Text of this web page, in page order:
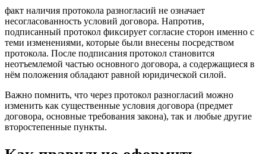
факт наличия протокола разногласий не означает
несогласованность условий договора. Напротив,
подписанный протокол фиксирует согласие сторон именно с
теми изменениями, которые были внесены посредством
протокола. После подписания протокол становится
неотъемлемой частью основного договора, а содержащиеся в
нём положения обладают равной юридической силой.
Важно помнить, что через протокол разногласий можно
изменить как существенные условия договора (предмет
договора, основные требования закона), так и любые другие
второстепенные пункты.